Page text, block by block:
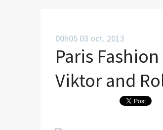
00h05 03 oct. 2013
Paris
Viktor and